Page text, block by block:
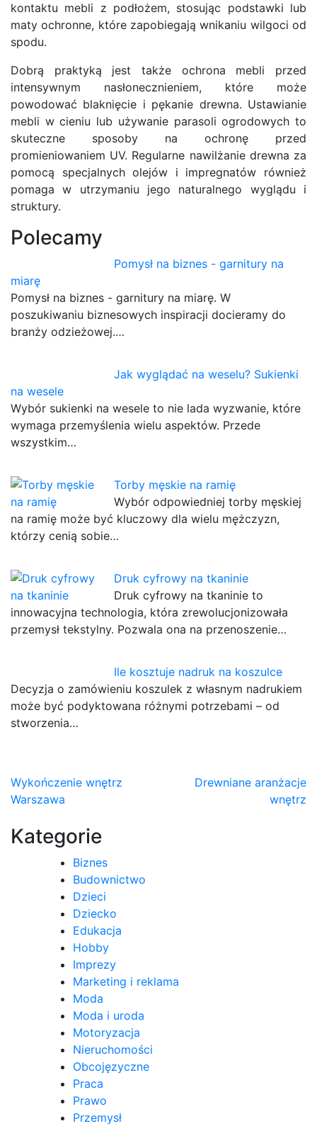
kontaktu mebli z podłożem, stosując podstawki lub
maty ochronne, które zapobiegają wnikaniu wilgoci od
spodu.
Dobrą praktyką jest także ochrona mebli przed
intensywnym nasłonecznieniem, które może
powodować blaknięcie i pękanie drewna. Ustawianie
mebli w cieniu lub używanie parasoli ogrodowych to
skuteczne sposoby na ochronę przed
promieniowaniem UV. Regularne nawilżanie drewna za
pomocą specjalnych olejów i impregnatów również
pomaga w utrzymaniu jego naturalnego wyglądu i
struktury.
Polecamy
Pomysł na biznes - garnitury na
miarę
Pomysł na biznes - garnitury na miarę. W
poszukiwaniu biznesowych inspiracji docieramy do
branży odzieżowej.…
Jak wyglądać na weselu? Sukienki
na wesele
Wybór sukienki na wesele to nie lada wyzwanie, które
wymaga przemyślenia wielu aspektów. Przede
wszystkim…
Torby męskie na ramię
Wybór odpowiedniej torby męskiej
na ramię może być kluczowy dla wielu mężczyzn,
którzy cenią sobie…
Druk cyfrowy na tkaninie
Druk cyfrowy na tkaninie to
innowacyjna technologia, która zrewolucjonizowała
przemysł tekstylny. Pozwala ona na przenoszenie…
Ile kosztuje nadruk na koszulce
Decyzja o zamówieniu koszulek z własnym nadrukiem
może być podyktowana różnymi potrzebami – od
stworzenia…
Nawigacja
wpisu
Wykończenie wnętrz
Warszawa
Drewniane aranżacje
wnętrz
Kategorie
Biznes
Budownictwo
Dzieci
Dziecko
Edukacja
Hobby
Imprezy
Marketing i reklama
Moda
Moda i uroda
Motoryzacja
Nieruchomości
Obcojęzyczne
Praca
Prawo
Przemysł